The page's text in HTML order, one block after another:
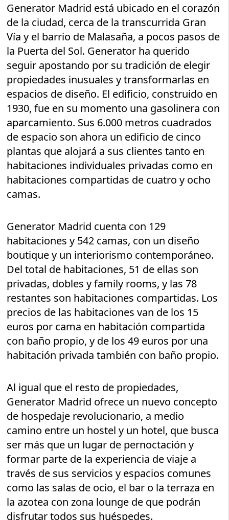
Generator Madrid está ubicado en el corazón
de la ciudad, cerca de la transcurrida Gran
Vía y el barrio de Malasaña, a pocos pasos de
la Puerta del Sol. Generator ha querido
seguir apostando por su tradición de elegir
propiedades inusuales y transformarlas en
espacios de diseño. El edificio, construido en
1930, fue en su momento una gasolinera con
aparcamiento. Sus 6.000 metros cuadrados
de espacio son ahora un edificio de cinco
plantas que alojará a sus clientes tanto en
habitaciones individuales privadas como en
habitaciones compartidas de cuatro y ocho
camas.
Generator Madrid cuenta con 129
habitaciones y 542 camas, con un diseño
boutique y un interiorismo contemporáneo.
Del total de habitaciones, 51 de ellas son
privadas, dobles y family rooms, y las 78
restantes son habitaciones compartidas. Los
precios de las habitaciones van de los 15
euros por cama en habitación compartida
con baño propio, y de los 49 euros por una
habitación privada también con baño propio.
Al igual que el resto de propiedades,
Generator Madrid ofrece un nuevo concepto
de hospedaje revolucionario, a medio
camino entre un hostel y un hotel, que busca
ser más que un lugar de pernoctación y
formar parte de la experiencia de viaje a
través de sus servicios y espacios comunes
como las salas de ocio, el bar o la terraza en
la azotea con zona lounge de que podrán
disfrutar todos sus huéspedes.